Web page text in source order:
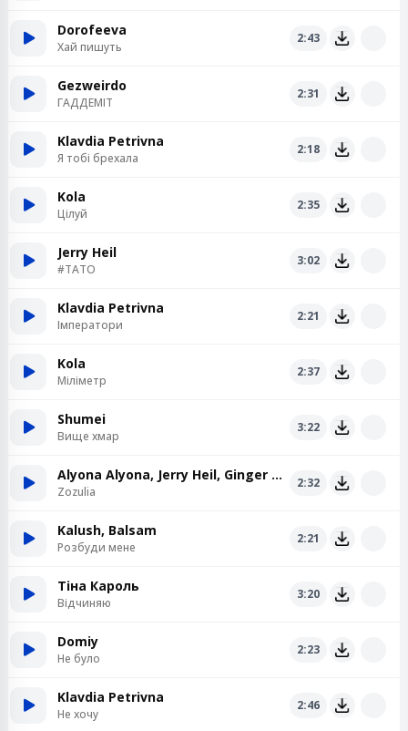
Dorofeeva
Хай пишуть
2:43
Gezweirdo
ГАДДЕМІТ
2:31
Klavdia Petrivna
Я тобі брехала
2:18
Kola
Цілуй
2:35
Jerry Heil
#ТАТО
3:02
Klavdia Petrivna
Імператори
2:21
Kola
Міліметр
2:37
Shumei
Вище хмар
3:22
Alyona Alyona, Jerry Heil, Ginger Mane
Zozulia
2:32
Kalush, Balsam
Розбуди мене
2:21
Тіна Кароль
Відчиняю
3:20
Domiy
Не було
2:23
Klavdia Petrivna
Не хочу
2:46